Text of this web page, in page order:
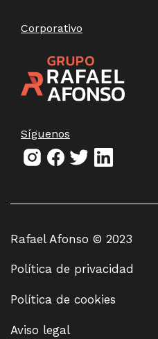
Corporativo
Síguenos
Rafael Afonso © 2023
Política de privacidad
Política de cookies
Aviso legal